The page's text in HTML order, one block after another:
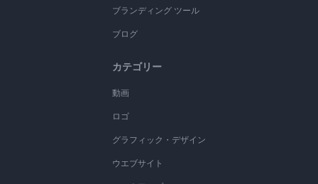
ブランディング ツール
ブログ
カテゴリー
動画
ロゴ
グラフィック・デザイン
ウエブサイト